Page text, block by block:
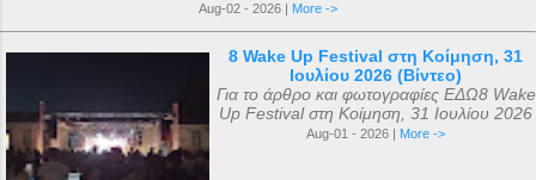
Aug-02 - 2026 | More ->
8 Wake Up Festival στη Κοίμηση, 31
Ιουλίου 2026 (Βίντεο)
Για το άρθρο και φωτογραφίες ΕΔΩ8 Wake
Up Festival στη Κοίμηση, 31 Ιουλίου 2026
Aug-01 - 2026 | More ->